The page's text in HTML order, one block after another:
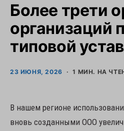
Более трети
организаций
типовой устав
23 ИЮНЯ, 2026 1 МИН. НА
В нашем регионе
вновь созданными ООО